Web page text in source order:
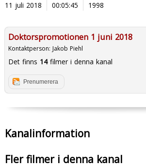
11 juli 2018
00:05:45
1998
Doktorspromotionen 1 juni 2018
Kontaktperson: Jakob Piehl
Det finns 14filmer i denna kanal
Prenumerera
Kanalinformation
Fler filmer i denna kanal